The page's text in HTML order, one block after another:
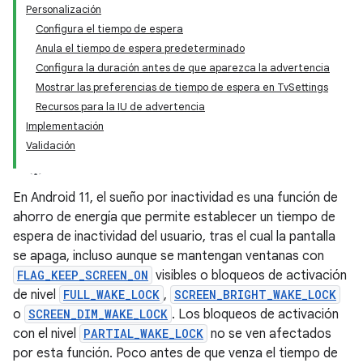
Personalización
Configura el tiempo de espera
Anula el tiempo de espera predeterminado
Configura la duración antes de que aparezca la advertencia
Mostrar las preferencias de tiempo de espera en TvSettings
Recursos para la IU de advertencia
Implementación
Validación
En Android 11, el sueño por inactividad es una función de
ahorro de energía que permite establecer un tiempo de
espera de inactividad del usuario, tras el cual la pantalla
se apaga, incluso aunque se mantengan ventanas con
FLAG_KEEP_SCREEN_ON visibles o bloqueos de activación
de nivel FULL_WAKE_LOCK , SCREEN_BRIGHT_WAKE_LOCK
o SCREEN_DIM_WAKE_LOCK . Los bloqueos de activación
con el nivel PARTIAL_WAKE_LOCK no se ven afectados
por esta función. Poco antes de que venza el tiempo de